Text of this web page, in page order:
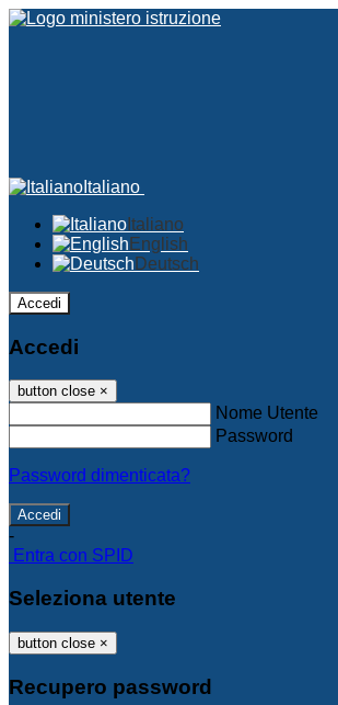
Italiano
Italiano
English
Deutsch
Accedi
Accedi
button close ×
Nome Utente
Password
Password dimenticata?
-
Entra con SPID
Seleziona utente
button close ×
Recupero password